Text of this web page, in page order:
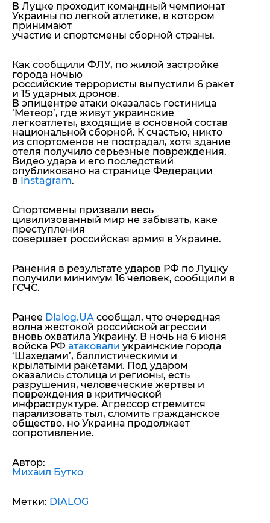
В Луцке проходит командный чемпионат
Украины по легкой атлетике, в котором
принимают
участие и спортсмены сборной страны.
Как сообщили ФЛУ, по жилой застройке
города ночью
российские террористы выпустили 6 ракет
и 15 ударных дронов.
В эпицентре атаки оказалась гостиница
‘Метеор’, где живут украинские
легкоатлеты, входящие в основной состав
национальной сборной. К счастью, никто
из спортсменов не пострадал, хотя здание
отеля получило серьезные повреждения.
Видео удара и его последствий
опубликовано на странице Федерации
в Instagram.
Спортсмены призвали весь
цивилизованный мир не забывать, каке
преступления
совершает российская армия в Украине.
Ранения в результате ударов РФ по Луцку
получили минимум 16 человек, сообщили в
ГСЧС.
Ранее Dialog.UA сообщал, что очередная
волна жестокой российской агрессии
вновь охватила Украину. В ночь на 6 июня
войска РФ атаковали украинские города
‘Шахедами’, баллистическими и
крылатыми ракетами. Под ударом
оказались столица и регионы, есть
разрушения, человеческие жертвы и
повреждения в критической
инфраструктуре. Агрессор стремится
парализовать тыл, сломить гражданское
общество, но Украина продолжает
сопротивление.
Автор:
Михаил Бутко
Метки: DIALOG